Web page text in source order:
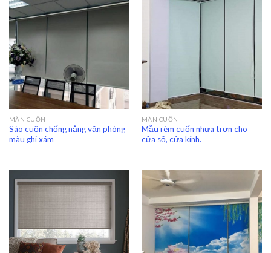
MÀN CUỐN
Sáo cuộn chống nắng văn phòng
màu ghi xám
MÀN CUỐN
Mẫu rèm cuốn nhựa trơn cho
cửa sổ, cửa kính.